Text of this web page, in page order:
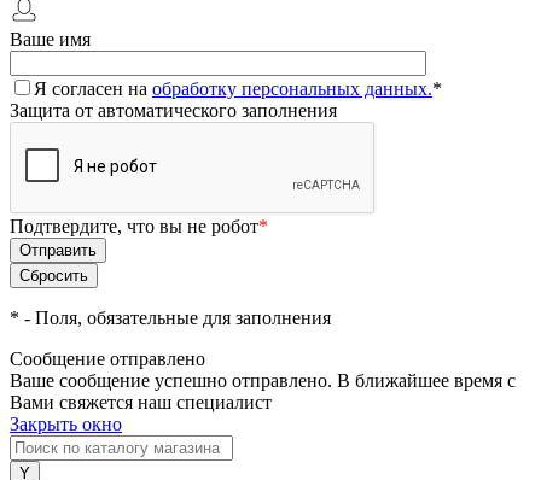
Ваше имя
Я согласен на обработку персональных данных.*
Защита от автоматического заполнения
Подтвердите, что вы не робот*
* - Поля, обязательные для заполнения
Сообщение отправлено
Ваше сообщение успешно отправлено. В ближайшее время с
Вами свяжется наш специалист
Закрыть окно